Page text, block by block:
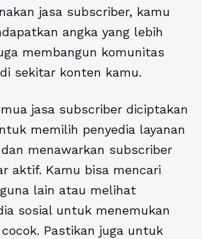
jasa subscriber, kamu
angka yang lebih
membangun komunitas
sekitar konten kamu.
jasa subscriber diciptakan
memilih penyedia layanan
menawarkan subscriber
aktif. Kamu bisa mencari
lain atau melihat
sosial untuk menemukan
. Pastikan juga untuk